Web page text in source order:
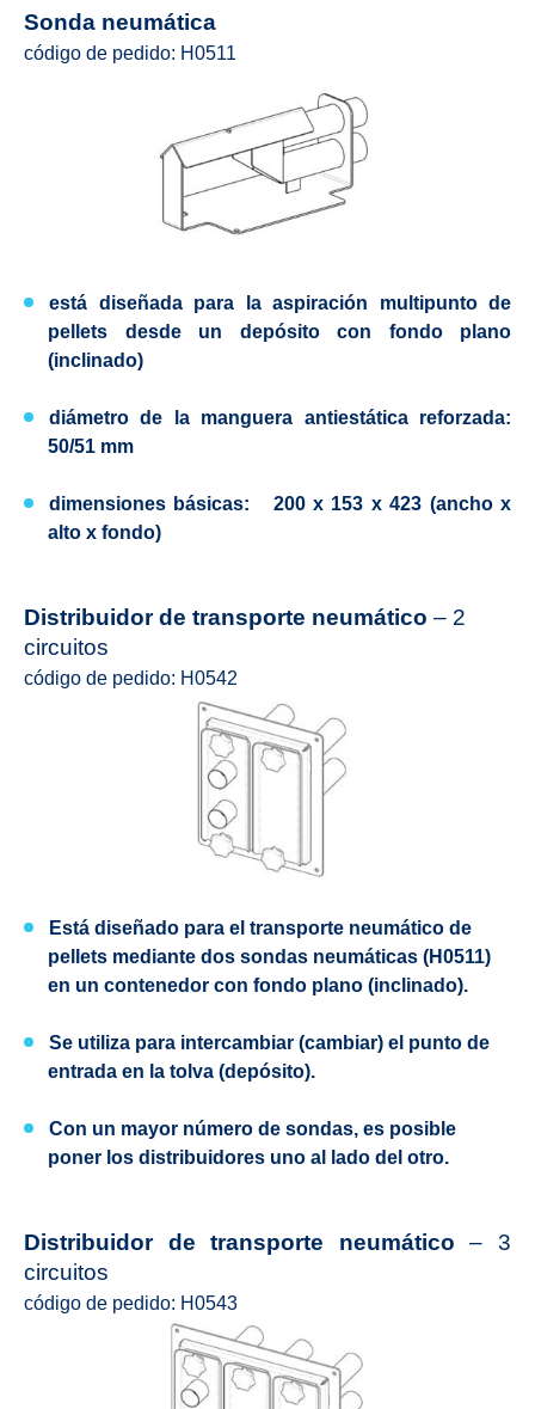
Sonda neumática
código de pedido: H0511
está diseñada para la aspiración multipunto de
pellets desde un depósito con fondo plano
(inclinado)
diámetro de la manguera antiestática reforzada:
50/51 mm
dimensiones básicas: 200 x 153 x 423 (ancho x
alto x fondo)
Distribuidor de transporte neumático – 2
circuitos
código de pedido: H0542
Está diseñado para el transporte neumático de
pellets mediante dos sondas neumáticas (H0511)
en un contenedor con fondo plano (inclinado).
Se utiliza para intercambiar (cambiar) el punto de
entrada en la tolva (depósito).
Con un mayor número de sondas, es posible
poner los distribuidores uno al lado del otro.
Distribuidor de transporte neumático – 3
circuitos
código de pedido: H0543